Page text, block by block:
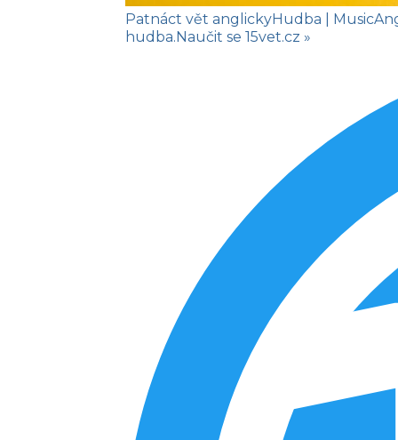
Patnáct vět anglickyHudba | Music
hudba.Naučit se 15vet.cz »